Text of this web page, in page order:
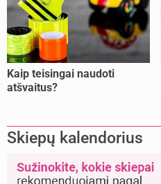
Kaip teisingai naudoti
atšvaitus?
Skiepų kalendorius